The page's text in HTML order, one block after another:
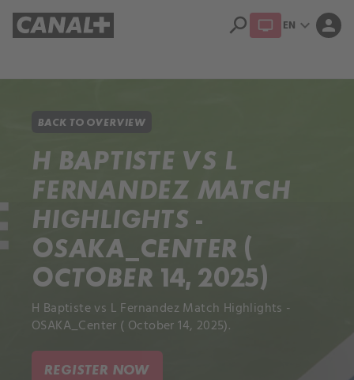
search EN expand_more person
BACK TO OVERVIEW
H BAPTISTE VS L
FERNANDEZ MATCH
HIGHLIGHTS -
OSAKA_CENTER (
OCTOBER 14, 2025)
H Baptiste vs L Fernandez Match Highlights -
OSAKA_Center ( October 14, 2025).
REGISTER NOW